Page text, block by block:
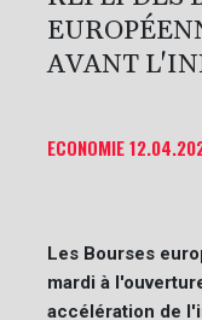
AVANT
ECONOMIE
Les Bourses
mardi à
accélération de